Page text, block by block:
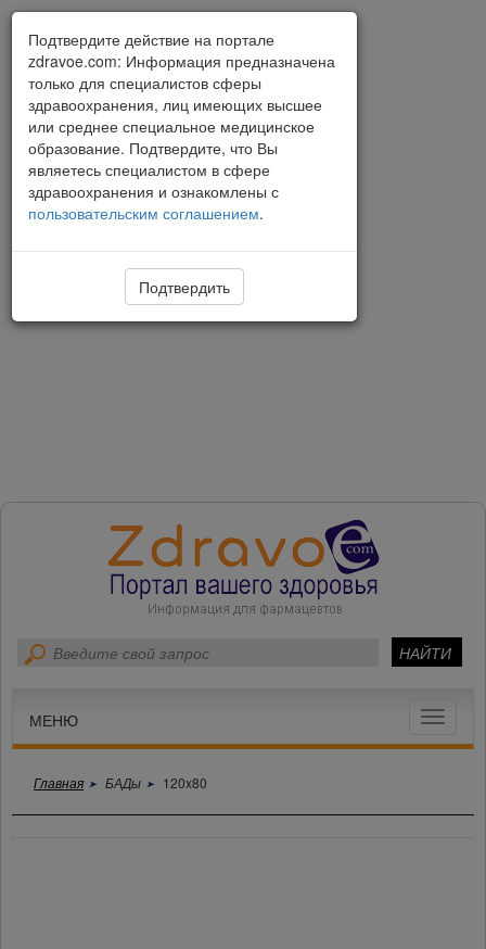
Toggle
МЕНЮ
Главная БАДы 120x80
Подтвердите действие на портале
zdravoe.com: Информация предназначена
только для специалистов сферы
здравоохранения, лиц имеющих высшее
или среднее специальное медицинское
образование. Подтвердите, что Вы
являетесь специалистом в сфере
здравоохранения и ознакомлены с
пользовательским соглашением.
Подтвердить